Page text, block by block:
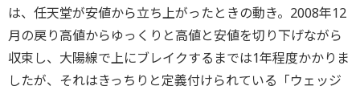
は、任天堂が安値から立ち上がったときの動き。2008年12
月の戻り高値からゆっくりと高値と安値を切り下げながら
収束し、大陽線で上にブレイクするまでは1年程度かかりま
したが、それはきっちりと定義付けられている「ウェッジ